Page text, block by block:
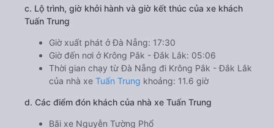
c. Lộ trình, giờ khởi hành và giờ kết thúc của xe khách
Tuấn Trung
Giờ xuất phát ở Đà Nẵng: 17:30
Giờ đến nơi ở Krông Pắk - Đắk Lắk: 05:06
Thời gian chạy từ Đà Nẵng đi Krông Pắk - Đắk Lắk
của nhà xe Tuấn Trung khoảng: 11.6 giờ
d. Các điểm đón khách của nhà xe Tuấn Trung
Bãi xe Nguyễn Tường Phổ